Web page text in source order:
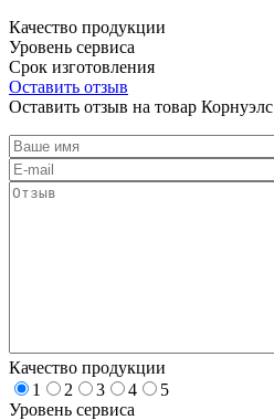
Качество продукции
Уровень сервиса
Срок изготовления
Оставить отзыв
Оставить отзыв на товар Корнуэлс
Качество продукции
1
2 3 4
5
Уровень сервиса